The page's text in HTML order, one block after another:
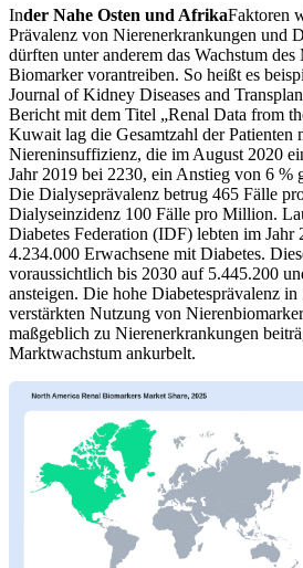
Inder Nahe Osten und AfrikaFaktoren
Prävalenz von Nierenerkrankungen und
dürften unter anderem das Wachstum
Biomarker vorantreiben. So heißt es
Journal of Kidney Diseases and
Bericht mit dem Titel „Renal Data from
Kuwait lag die Gesamtzahl der Patienten
Niereninsuffizienz, die im August 2020
Jahr 2019 bei 2230, ein Anstieg von 6 %
Die Dialyseprävalenz betrug 465 Fälle
Dialyseinzidenz 100 Fälle pro Million.
Diabetes Federation (IDF) lebten im Jahr
4.234.000 Erwachsene mit Diabetes.
voraussichtlich bis 2030 auf 5.445.200
ansteigen. Die hohe Diabetesprävalenz
verstärkten Nutzung von
maßgeblich zu Nierenerkrankungen
Marktwachstum ankurbelt.